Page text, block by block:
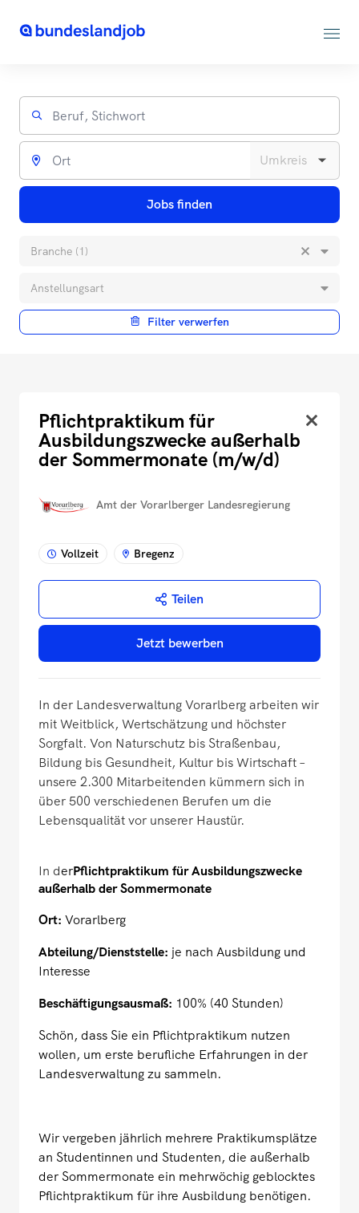
Jobs finden
Branche (1)
Anstellungsart
Filter verwerfen
Pflichtpraktikum für
Ausbildungszwecke außerhalb
der Sommermonate (m/w/d)
Amt der Vorarlberger Landesregierung
Vollzeit Bregenz
Teilen
Jetzt bewerben
In der Landesverwaltung Vorarlberg arbeiten wir
mit Weitblick, Wertschätzung und höchster
Sorgfalt. Von Naturschutz bis Straßenbau,
Bildung bis Gesundheit, Kultur bis Wirtschaft –
unsere 2.300 Mitarbeitenden kümmern sich in
über 500 verschiedenen Berufen um die
Lebensqualität vor unserer Haustür.
In derPflichtpraktikum für Ausbildungszwecke
außerhalb der Sommermonate
Ort: Vorarlberg
Abteilung/Dienststelle: je nach Ausbildung und
Interesse
Beschäftigungsausmaß: 100% (40 Stunden)
Schön, dass Sie ein Pflichtpraktikum nutzen
wollen, um erste berufliche Erfahrungen in der
Landesverwaltung zu sammeln.
Wir vergeben jährlich mehrere Praktikumsplätze
an Studentinnen und Studenten, die außerhalb
der Sommermonate ein mehrwöchig geblocktes
Pflichtpraktikum für ihre Ausbildung benötigen.